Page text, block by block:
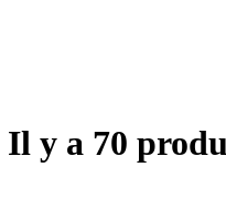
Il y a 70